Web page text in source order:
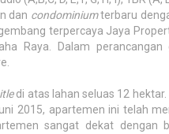
dan condominiumterbaru
terpercaya Jaya
Raya. Dalam perancangan
di atas lahan seluas 12
2015, apartemen ini telah
sangat dekat dengan